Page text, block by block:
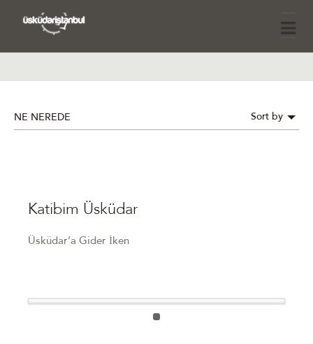
NE NEREDE Sort by
Katibim Üsküdar
Üsküdar’a Gider İken